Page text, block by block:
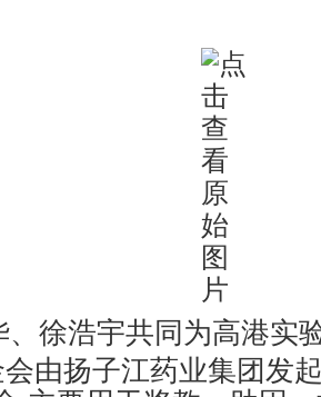
、徐浩宇共同为高港实
由扬子江药业集团发